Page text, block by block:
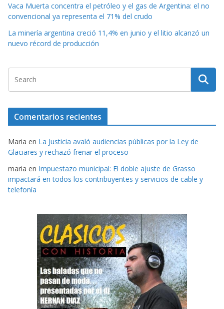
Vaca Muerta concentra el petróleo y el gas de Argentina: el no
convencional ya representa el 71% del crudo
La minería argentina creció 11,4% en junio y el litio alcanzó un
nuevo récord de producción
Comentarios recientes
Maria en La Justicia avaló audiencias públicas por la Ley de
Glaciares y rechazó frenar el proceso
maria en Impuestazo municipal: El doble ajuste de Grasso
impactará en todos los contribuyentes y servicios de cable y
telefonía